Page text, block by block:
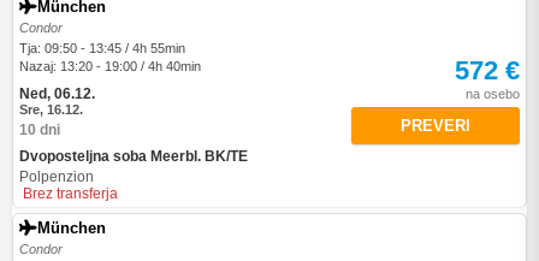
München
Condor
Tja: 09:50 - 13:45 / 4h 55min
Nazaj: 13:20 - 19:00 / 4h 40min
Ned, 06.12.
Sre, 16.12.
10 dni
Dvoposteljna soba Meerbl. BK/TE
Polpenzion
Brez transferja
572 €
na osebo
PREVERI
München
Condor